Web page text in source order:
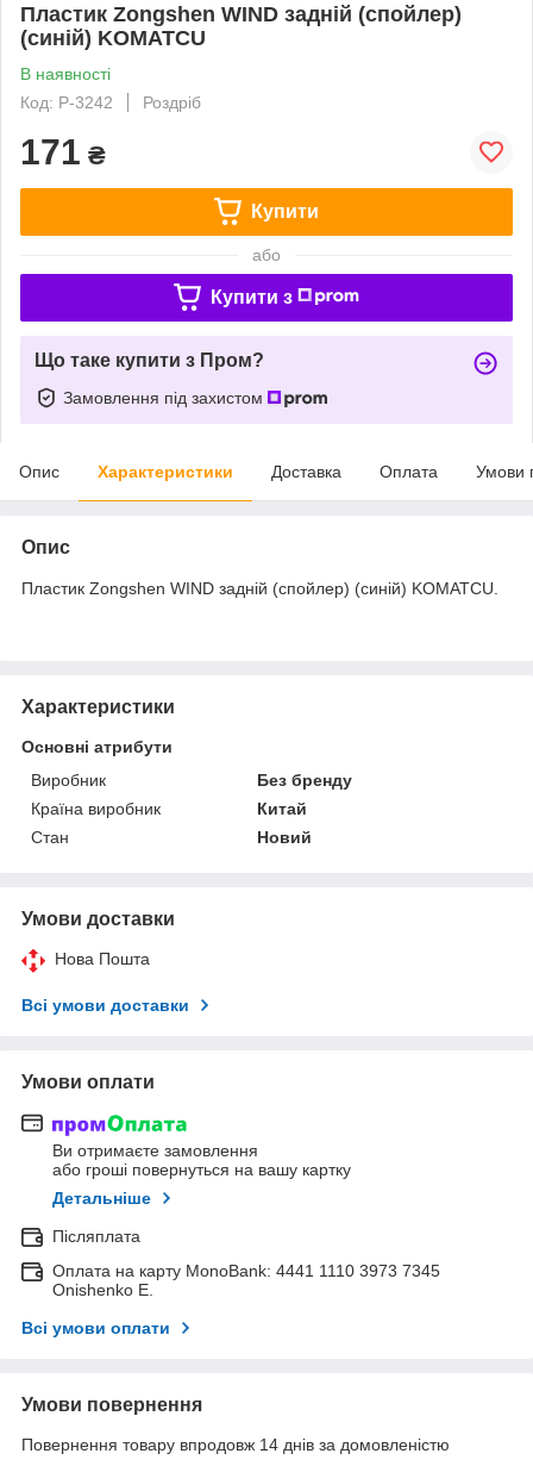
Пластик Zongshen WIND задній (спойлер)
(синій) KOMATCU
В наявності
Код: P-3242
Роздріб
171 ₴
Купити
або
Купити з
Що таке купити з Пром?
Замовлення під захистом
Опис Характеристики Доставка Оплата Умови
Опис
Пластик Zongshen WIND задній (спойлер) (синій) KOMATCU.
Характеристики
Основні атрибути
Виробник
Без бренду
Країна виробник
Китай
Стан
Новий
Умови доставки
Нова Пошта
Всі умови доставки
Умови оплати
Ви отримаєте замовлення
або гроші повернуться на вашу картку
Детальніше
Післяплата
Оплата на карту MonoBank: 4441 1110 3973 7345
Onishenko E.
Всі умови оплати
Умови повернення
Повернення товару впродовж 14 днів за домовленістю